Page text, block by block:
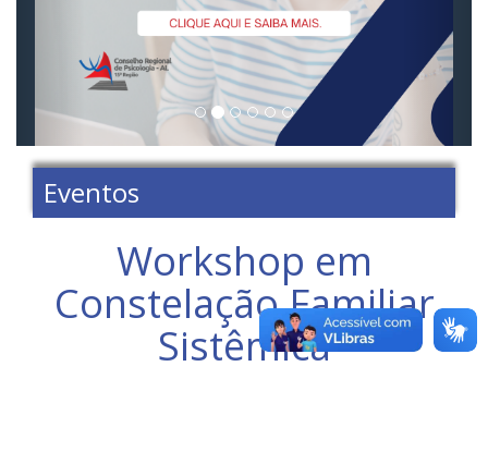
Eventos
Workshop em
Constelação Familiar
Sistêmica